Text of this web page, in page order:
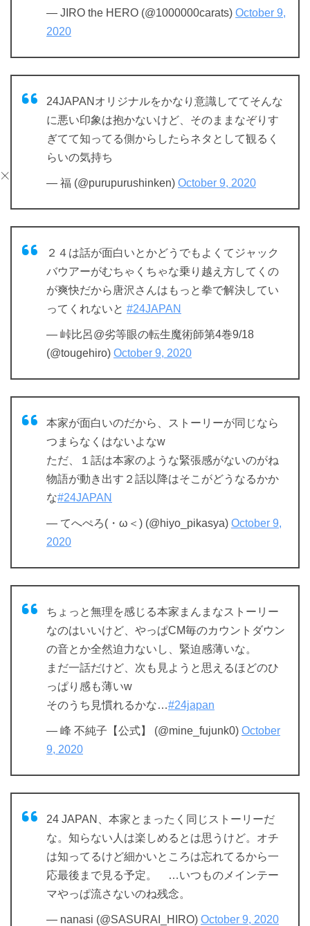
— JIRO the HERO (@1000000carats) October 9,
2020
24JAPANオリジナルをかなり意識しててそんな
に悪い印象は抱かないけど、そのままなぞりす
ぎてて知ってる側からしたらネタとして観るく
らいの気持ち
— 福 (@purupurushinken) October 9, 2020
２４は話が面白いとかどうでもよくてジャック
バウアーがむちゃくちゃな乗り越え方してくの
が爽快だから唐沢さんはもっと拳で解決してい
ってくれないと #24JAPAN
— 峠比呂@劣等眼の転生魔術師第4巻9/18
(@tougehiro) October 9, 2020
本家が面白いのだから、ストーリーが同じなら
つまらなくはないよなw
ただ、１話は本家のような緊張感がないのがね
物語が動き出す２話以降はそこがどうなるかか
な#24JAPAN
— てへぺろ(・ω＜) (@hiyo_pikasya) October 9,
2020
ちょっと無理を感じる本家まんまなストーリー
なのはいいけど、やっぱCM毎のカウントダウン
の音とか全然迫力ないし、緊迫感薄いな。
まだ一話だけど、次も見ようと思えるほどのひ
っぱり感も薄いw
そのうち見慣れるかな…#24japan
— 峰 不純子【公式】 (@mine_fujunk0) October
9, 2020
24 JAPAN、本家とまったく同じストーリーだ
な。知らない人は楽しめるとは思うけど。オチ
は知ってるけど細かいところは忘れてるから一
応最後まで見る予定。 …いつものメインテー
マやっぱ流さないのね残念。
— nanasi (@SASURAI_HIRO) October 9, 2020